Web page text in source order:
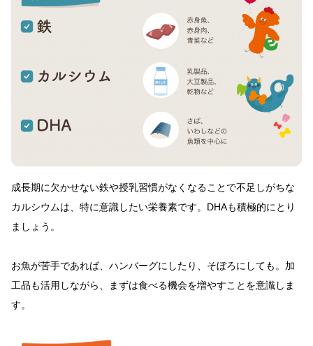
成長期に欠かせない鉄や授乳習慣がなくなることで不足しがちな
カルシウムは、特に意識したい栄養素です。DHAも積極的にとり
ましょう。
お魚が苦手であれば、ハンバーグにしたり、そぼろにしても。加
工品も活用しながら、まずは食べる機会を増やすことを意識しま
す。